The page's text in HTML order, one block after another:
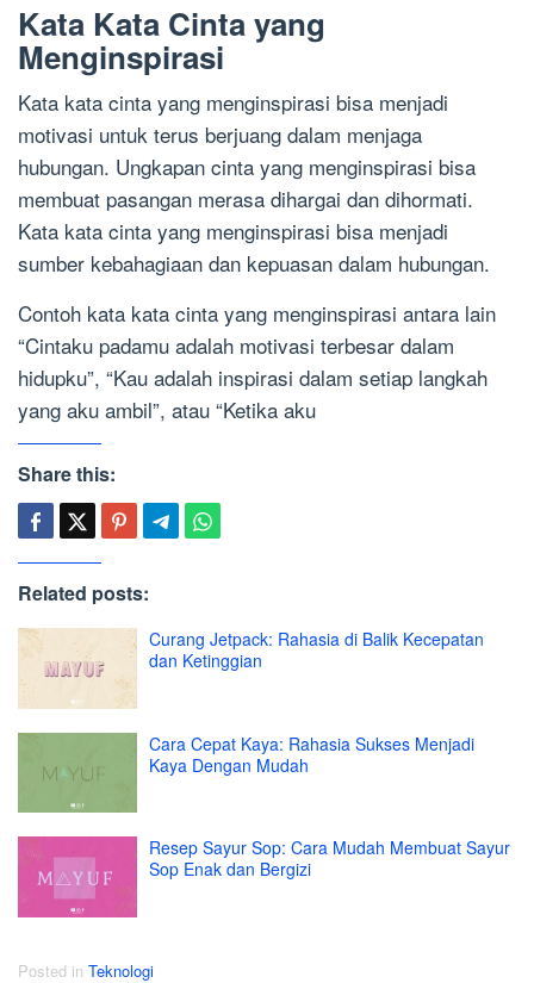
Kata Kata Cinta yang
Menginspirasi
Kata kata cinta yang menginspirasi bisa menjadi
motivasi untuk terus berjuang dalam menjaga
hubungan. Ungkapan cinta yang menginspirasi bisa
membuat pasangan merasa dihargai dan dihormati.
Kata kata cinta yang menginspirasi bisa menjadi
sumber kebahagiaan dan kepuasan dalam hubungan.
Contoh kata kata cinta yang menginspirasi antara lain
“Cintaku padamu adalah motivasi terbesar dalam
hidupku”, “Kau adalah inspirasi dalam setiap langkah
yang aku ambil”, atau “Ketika aku
Share this:
Related posts:
Curang Jetpack: Rahasia di Balik Kecepatan
dan Ketinggian
Cara Cepat Kaya: Rahasia Sukses Menjadi
Kaya Dengan Mudah
Resep Sayur Sop: Cara Mudah Membuat Sayur
Sop Enak dan Bergizi
Posted in Teknologi